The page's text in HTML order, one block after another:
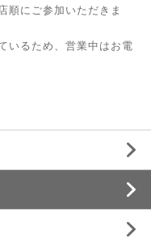
順にご参加いただきま
いるため、営業中はお電